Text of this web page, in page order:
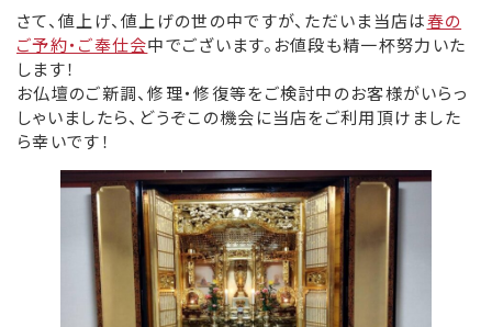
さて、値上げ、値上げの世の中ですが、ただいま当店は春の
ご予約・ご奉仕会中でございます。お値段も精一杯努力いた
します！
お仏壇のご新調、修理・修復等をご検討中のお客様がいらっ
しゃいましたら、どうぞこの機会に当店をご利用頂けました
ら幸いです！